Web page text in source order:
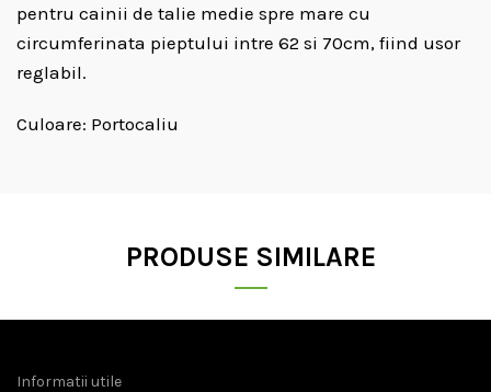
pentru cainii de talie medie spre mare cu
circumferinata pieptului intre 62 si 70cm, fiind usor
reglabil.
Culoare: Portocaliu
PRODUSE SIMILARE
Informatii utile